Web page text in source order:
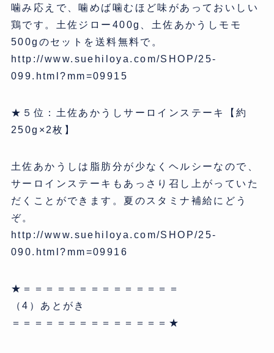
噛み応えで、噛めば噛むほど味があっておいしい
鶏です。土佐ジロー400g、土佐あかうしモモ
500gのセットを送料無料で。
http://www.suehiloya.com/SHOP/25-
099.html?mm=09915
★５位：土佐あかうしサーロインステーキ【約
250g×2枚】
土佐あかうしは脂肪分が少なくヘルシーなので、
サーロインステーキもあっさり召し上がっていた
だくことができます。夏のスタミナ補給にどう
ぞ。
http://www.suehiloya.com/SHOP/25-
090.html?mm=09916
★＝＝＝＝＝＝＝＝＝＝＝＝＝＝
（4）あとがき
＝＝＝＝＝＝＝＝＝＝＝＝＝＝★